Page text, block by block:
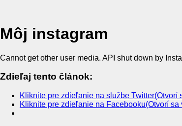
Môj instagram
Cannot get other user media. API shut down by
Zdieľaj tento článok:
Kliknite pre zdieľanie na službe Twitter(Otvorí
Kliknite pre zdieľanie na Facebooku(Otvorí sa